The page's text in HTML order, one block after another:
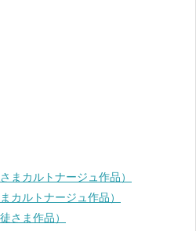
まカルトナージュ作品）
カルトナージュ作品）
さま作品）